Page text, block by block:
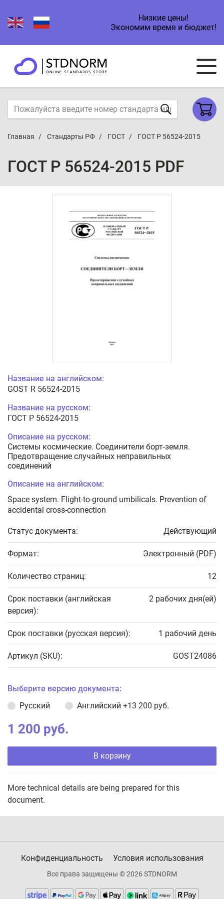
Низкие цены!
Экономим время и бюджет!
Главная Стандарты РФ ГОСТ ГОСТ Р 56524-2015
ГОСТ Р 56524-2015 PDF
Название на английском:
GOST R 56524-2015
Название на русском:
ГОСТ Р 56524-2015
Описание на русском:
Системы космические. Соединители борт-земля.
Предотвращение случайных неправильных
соединений
Описание на английском:
Space system. Flight-to-ground umbilicals. Prevention of
accidental cross-connection
Статус документа: Действующий
Формат: Электронный (PDF)
Количество страниц: 12
Срок поставки (английская
версия):
2 рабочих дня(ей)
Срок поставки (русская версия): 1 рабочий день
Артикул (SKU): GOST24086
Выберите версию документа:
Русский
Английский +13 200 руб.
1 200 руб.
В корзину
More technical details are being prepared for this
document.
Конфиденциальность Условия использования
Все права защищены © 2026 STDNORM